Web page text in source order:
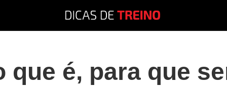
que é, para que